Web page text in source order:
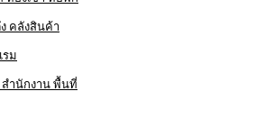
คลังสินค้า
รม
ำนักงาน พื้นที่